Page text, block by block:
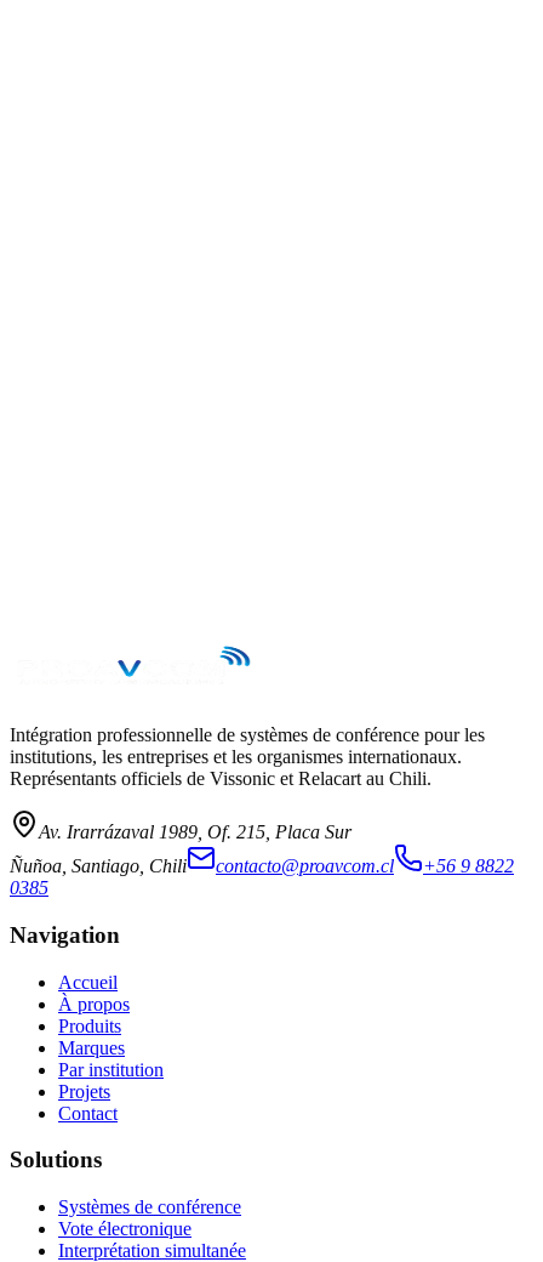
Intégration professionnelle de systèmes de conférence pour les
institutions, les entreprises et les organismes internationaux.
Représentants officiels de Vissonic et Relacart au Chili.
Av. Irarrázaval 1989, Of. 215, Placa Sur
Ñuñoa, Santiago, Chili
contacto@proavcom.cl
+56 9 8822
0385
Navigation
Accueil
À propos
Produits
Marques
Par institution
Projets
Contact
Solutions
Systèmes de conférence
Vote électronique
Interprétation simultanée